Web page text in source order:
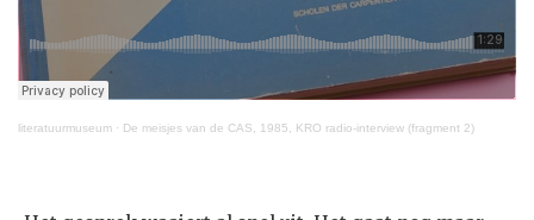
literatuurmuseum · De meisjes van de CAS, 1985, KRO radio-interview (fragment 2)